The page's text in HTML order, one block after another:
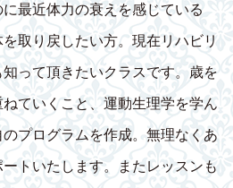
最近体力の衰えを感じている
取り戻したい方。現在リハビリ
って頂きたいクラスです。歳を
ていくこと、運動生理学を学ん
プログラムを作成。無理なくあ
トいたします。またレッスンも